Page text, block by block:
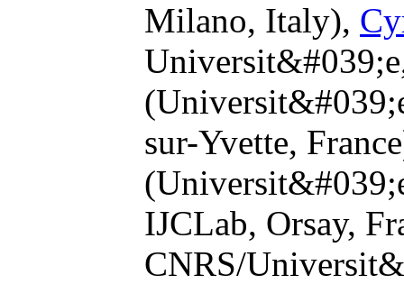
Milano, Italy),
sur-Yvette,
IJCLab, Orsay,
CNRS/